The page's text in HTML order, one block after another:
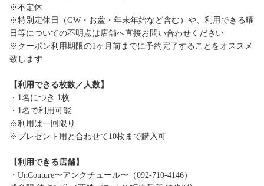
※不定休
※特別定休日（GW・お盆・年末年始など含む）や、利用できる曜
日等についての不明点は店舗へ直接お問い合わせください
※クーポン利用期限の1ヶ月前までに予約完了することをオススメ
致します
【利用できる枚数／人数】
・1名につき 1枚
・1名で利用可能
※利用は一回限り
※プレゼント用と合わせて10枚まで購入可
【利用できる店舗】
・UnCouture〜アンクチュール〜（092-710-4146）